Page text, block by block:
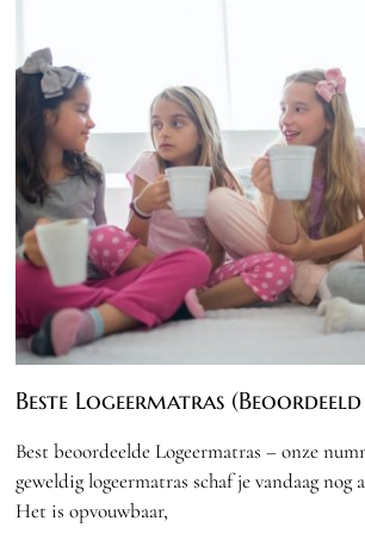
Beste Logeermatras
Best beoordeelde Logeermatras – onze
geweldig logeermatras schaf je vandaag
Het is opvouwbaar,